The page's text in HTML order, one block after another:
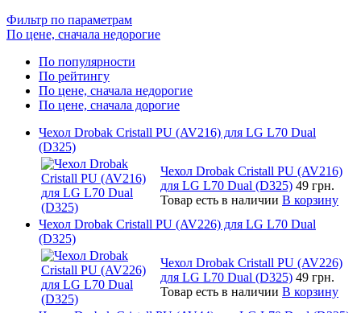
Фильтр по параметрам
По цене, сначала недорогие
По популярности
По рейтингу
По цене, сначала недорогие
По цене, сначала дорогие
Чехол Drobak Cristall PU (AV216) для LG L70 Dual
(D325)
Чехол Drobak Cristall PU (AV216)
для LG L70 Dual (D325) 49 грн.
Товар есть в наличии В корзину
Чехол Drobak Cristall PU (AV226) для LG L70 Dual
(D325)
Чехол Drobak Cristall PU (AV226)
для LG L70 Dual (D325) 49 грн.
Товар есть в наличии В корзину